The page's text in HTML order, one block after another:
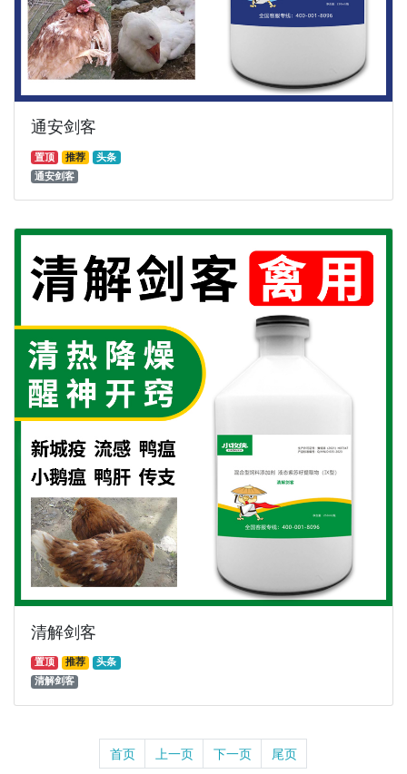
通安剑客
置顶 推荐
头条
通安剑客
清解剑客
置顶 推荐
头条
清解剑客
首页 上一页 下一页 尾页